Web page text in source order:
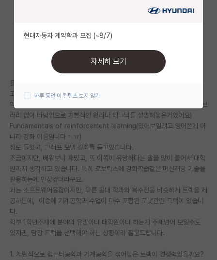
미국 유학 게시판
미국 대학원 합격 후기 게시판
대학원 합격 후기 게시판
연구실(PI) 홍보 게시판
석박사 채용 정보 게시판
임용 정보 게시판
학부 인턴 게시판
취업 게시판
PI 전용 게시판
인문사회 계열 게시판
올해 입학한 학부 1학년입니다.
고등학교때부터 머신러닝 뜰때 조금씩 공부를 했습니다.
약간의 통계, 선형대수개론, 학부수준의 인공지능 개론, 딥러닝 서적(라이브
러리 없이 바텀업으로 기본적인 원리나 테크닉들 설명해놓은거였어요)
Fundamentals of reinforcement learning(있어보일려고 영어쓴게 아
니라 강좌 이름입니다 ㅠㅠ)
정도 들었고, 그래프 모델 강좌를 듣고있습니다.
조금이지만, 배워보니 재밌고, 또 이쪽이 유망하다는 말을 많이 들어서 대학
원까지 생각하고 있습니다. 특히 로보틱스에 강화학습같은 머신러닝 기술을
활용하는게 인상깊더라구요.
과는 소프트웨어융합이지만, 다른 공대 학과와 복수전공 비슷하게 트랙을 제
공하는데, 이중에 기계공학과 수업이 다수 포함된 로봇관련 트랙이 있습니
다.
학부 1학년주제에 분야의 유망이니 대학원이니 하는게 주제넘어 보일수도
있지만, 당장 트랙을 선택해야 하는 상황이라 질문드립니다.
1. 저런식으로 컴퓨터공학과 기계공학을 섞어놓은 트랙이 경쟁력있을까요?
현대자동차 계약학과 모집 (~8/7)
자세히 보기
하루 동안 이 컨텐츠 보지 않기